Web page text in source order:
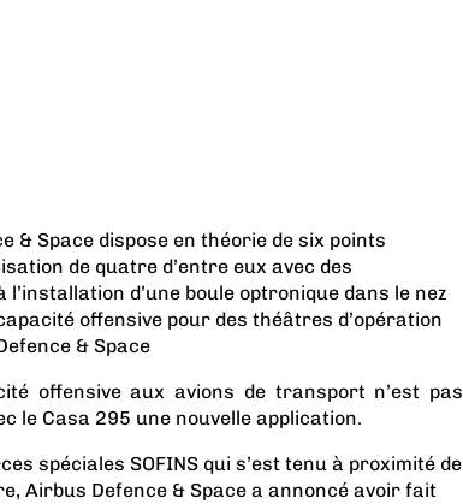
& Space dispose en théorie de six points
de quatre d’entre eux avec des
d’une boule optronique dans le nez
offensive pour des théâtres d’opération
& Space
offensive aux avions de transport n’est pas
le Casa 295 une nouvelle application.
spéciales SOFINS qui s’est tenu à proximité de
Airbus Defence & Space a annoncé avoir fait